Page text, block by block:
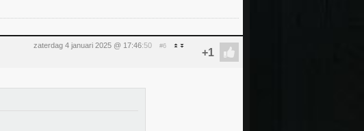
zaterdag 4 januari 2025 @ 17:46:50 #6